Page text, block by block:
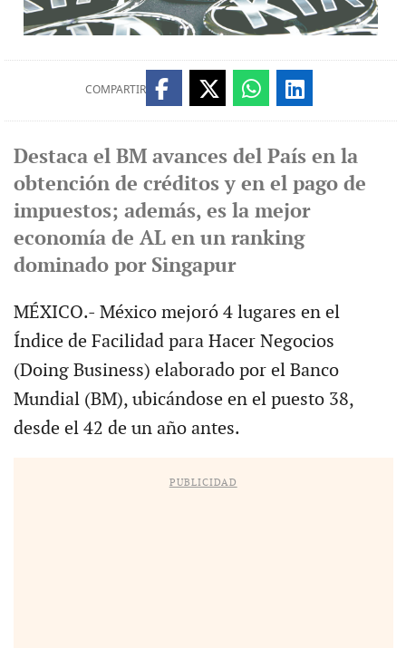
COMPARTIR
Destaca el BM avances del País en la
obtención de créditos y en el pago de
impuestos; además, es la mejor
economía de AL en un ranking
dominado por Singapur
MÉXICO.- México mejoró 4 lugares en el
Índice de Facilidad para Hacer Negocios
(Doing Business) elaborado por el Banco
Mundial (BM), ubicándose en el puesto 38,
desde el 42 de un año antes.
PUBLICIDAD